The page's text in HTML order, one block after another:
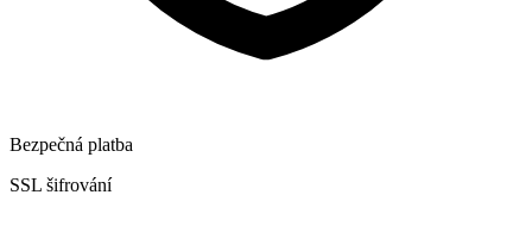
Bezpečná platba
SSL šifrování